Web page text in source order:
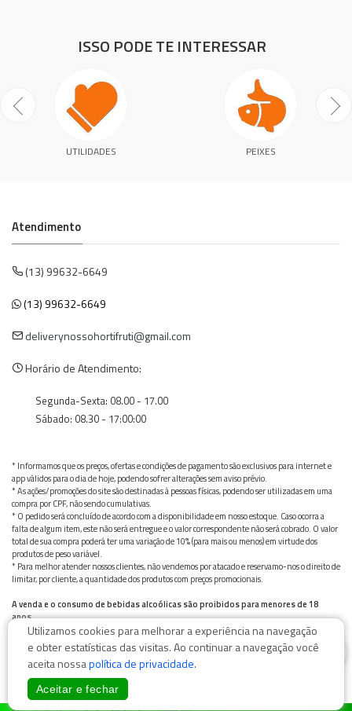
ISSO PODE TE INTERESSAR
UTILIDADES PEIXES
Atendimento
(13) 99632-6649
(13) 99632-6649
deliverynossohortifruti@gmail.com
Horário de Atendimento:
Segunda-Sexta: 08.00 - 17.00
Sábado: 08.30 - 17:00:00
* Informamos que os preços, ofertas e condições de pagamento são exclusivos para internet e
app válidos para o dia de hoje, podendo sofrer alterações sem aviso prévio.
* As ações/promoções do site são destinadas à pessoas físicas, podendo ser utilizadas em uma
compra por CPF, não sendo cumulativas.
* O pedido será concluído de acordo com a disponibilidade em nosso estoque. Caso ocorra a
falta de algum item, este não será entregue e o valor correspondente não será cobrado. O valor
total de sua compra poderá ter uma variação de 10% (para mais ou menos) em virtude dos
produtos de peso variável.
* Para melhor atender nossos clientes, não vendemos por atacado e reservamo-nos o direito de
limitar, por cliente, a quantidade dos produtos com preços promocionais.
A venda e o consumo de bebidas alcoólicas são proibidos para menores de 18
anos.
Bebida alcoólica pode causar dependência química e, em excesso, provoca graves males à saúde.
Beba com moderação
Utilizamos cookies para melhorar a experiência na navegação
e obter estatísticas das visitas. Ao continuar a navegação você
aceita nossapolítica de privacidade.
Aceitar e fechar